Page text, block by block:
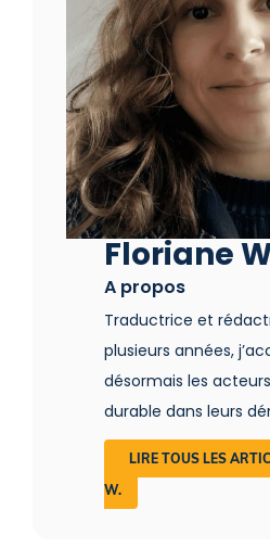
Floriane
A propos
Traductrice et
plusieurs années,
désormais les
durable dans leurs
Tout en respectant
en valeur les
permettre à tous
LIRE TOUS LES
W.